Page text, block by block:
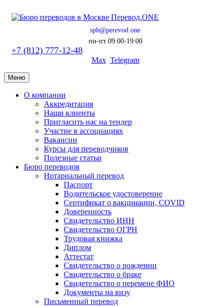
spb@perevod.one
пн-пт 09:00-19:00
+7 (812) 777-12-48
Max Telegram
Меню
О компании
Аккредитация
Наши клиенты
Пригласить нас на тендер
Участие в ассоциациях
Вакансии
Курсы для переводчиков
Полезные статьи
Бюро переводов
Нотариальный перевод
Паспорт
Водительское удостоверение
Сертификат о вакцинации, COVID
Доверенность
Свидетельство ИНН
Свидетельство ОГРН
Трудовая книжка
Диплом
Аттестат
Свидетельство о рождении
Свидетельство о браке
Свидетельство о перемене ФИО
Документы на визу
Письменный перевод